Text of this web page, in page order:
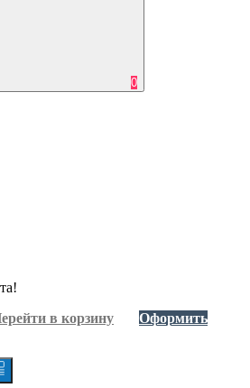
0
в корзину
Оформить